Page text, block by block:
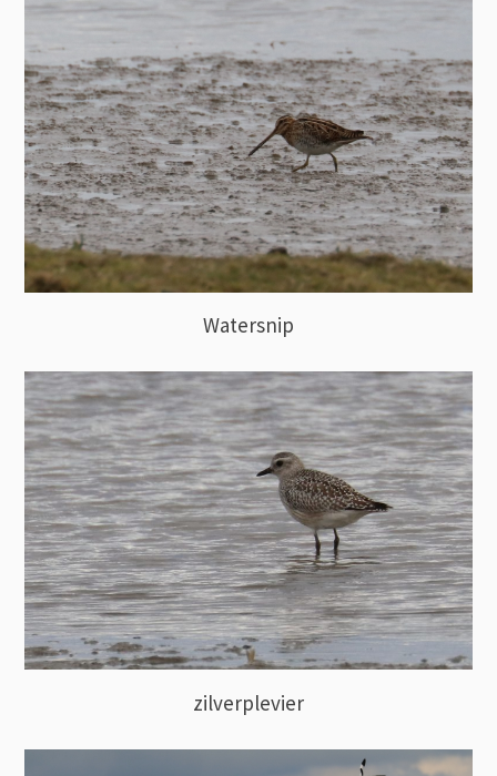
Watersnip
zilverplevier